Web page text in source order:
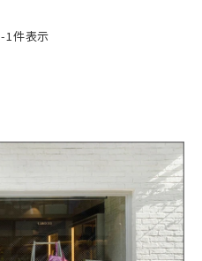
-1 件表示